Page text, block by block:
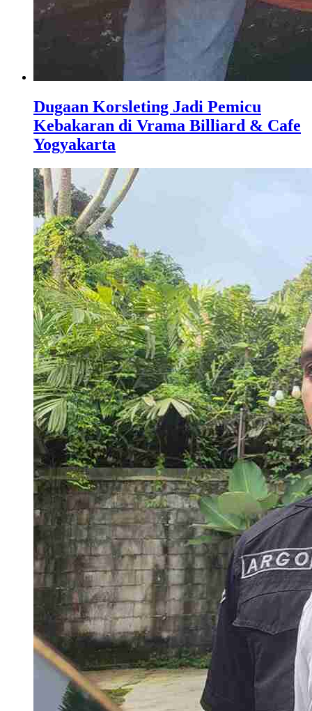
Dugaan Korsleting Jadi Pemicu
Kebakaran di Vrama Billiard & Cafe
Yogyakarta